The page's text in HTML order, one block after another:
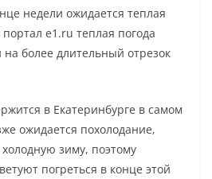
недели ожидается теплая
e1.ru теплая погода
более длительный отрезок
в Екатеринбурге в самом
ожидается похолодание,
зиму, поэтому
погреться в конце этой